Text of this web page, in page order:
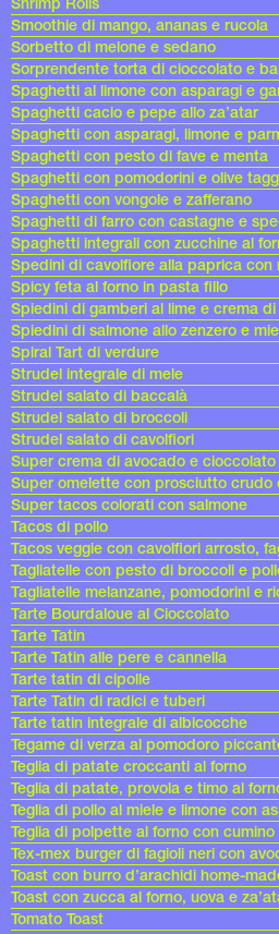
Smoothie di mango, ananas e rucola
Sorbetto di melone e sedano
Sorprendente torta di cioccolato e
Spaghetti al limone con asparagi e
Spaghetti cacio e pepe allo za’atar
Spaghetti con asparagi, limone e
Spaghetti con pesto di fave e menta
Spaghetti con pomodorini e olive
Spaghetti con vongole e zafferano
Spaghetti di farro con castagne e
Spaghetti integrali con zucchine al
Spedini di cavolfiore alla paprica con
Spicy feta al forno in pasta fillo
Spiedini di gamberi al lime e crema
Spiedini di salmone allo zenzero e
Spiral Tart di verdure
Strudel integrale di mele
Strudel salato di baccalà
Strudel salato di broccoli
Strudel salato di cavolfiori
Super crema di avocado e cioccolato
Super omelette con prosciutto crudo
Super tacos colorati con salmone
Tacos di pollo
Tacos veggie con cavolfiori arrosto,
Tagliatelle con pesto di broccoli e
Tagliatelle melanzane, pomodorini e
Tarte Bourdaloue al Cioccolato
Tarte Tatin
Tarte Tatin alle pere e cannella
Tarte tatin di cipolle
Tarte Tatin di radici e tuberi
Tarte tatin integrale di albicocche
Tegame di verza al pomodoro
Teglia di patate croccanti al forno
Teglia di patate, provola e timo al
Teglia di pollo al miele e limone con
Teglia di polpette al forno con cumino
Tex-mex burger di fagioli neri con
Toast con burro d’arachidi home-
Toast con zucca al forno, uova e
Tomato Toast